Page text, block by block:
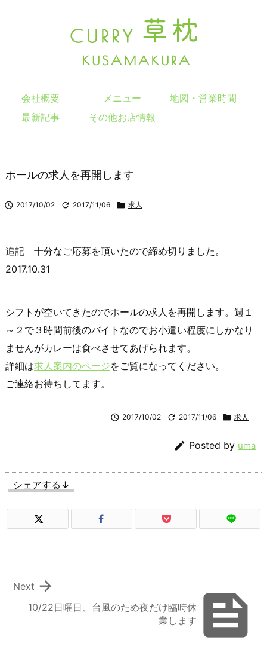
会社概要 メニュー
地図・営業時間
最新記事
その他お店情報
ホールの求人を再開します
 2017/10/02  2017/11/06  求人
追記 十分なご応募を頂いたので締め切りました。
2017.10.31
シフトが空いてきたのでホールの求人を再開します。週１
～２で３時間前後のバイトなのでお小遣い程度にしかなり
ませんがカレーは食べさせてあげられます。
詳細は求人案内のページをご覧になってください。
ご連絡お待ちしてます。
 2017/10/02  2017/11/06  求人
 Posted by uma
シェアする↓

10/22日曜日、台風のため夜だけ臨時休
業します

Next